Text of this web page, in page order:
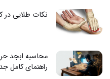
نکات طلایی در
محاسبه ابجد
راهنمای کامل